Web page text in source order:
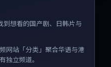
想看的国产剧、日韩片与
网站「分类」聚合华语与港
独立频道。